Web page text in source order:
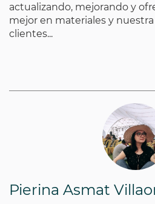
actualizando, mejorando y
mejor en materiales y
clientes...
Pierina Asmat